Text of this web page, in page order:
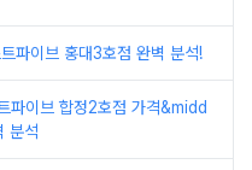
파이브 홍대3호점 완벽 분석!
파이브 합정2호점 가격&midd
분석